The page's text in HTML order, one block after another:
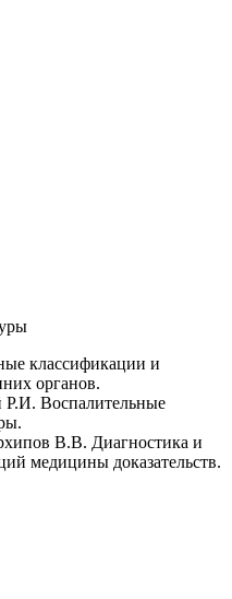
классификации и
органов.
Воспалительные
В.В. Диагностика и
медицины доказательств.